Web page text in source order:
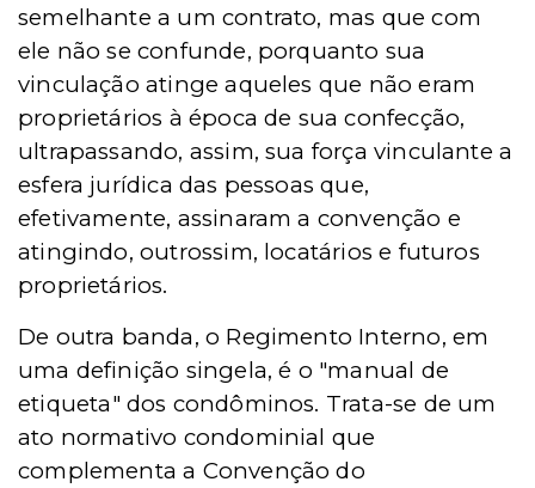
semelhante a um contrato, mas que com
ele não se confunde, porquanto sua
vinculação atinge aqueles que não eram
proprietários à época de sua confecção,
ultrapassando, assim, sua força vinculante a
esfera jurídica das pessoas que,
efetivamente, assinaram a convenção e
atingindo, outrossim, locatários e futuros
proprietários.
De outra banda, o Regimento Interno, em
uma definição singela,é o "manual de
etiqueta" dos condôminos. Trata-se de um
ato normativo condominial que
complementa a Convenção do